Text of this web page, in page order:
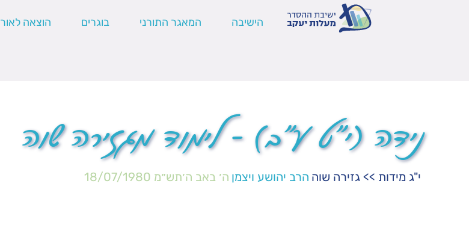
הישיבה המאגר התורני בוגרים הוצאה לאור
נידה (י"ט ע"ב) – לימוד מגזירה שוה
י"ג מידות >> גזירה שוה הרב יהושע ויצמן ה׳ באב ה׳תש״מ 18/07/1980